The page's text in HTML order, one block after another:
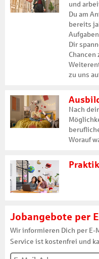
und
Du am
bereits
Dir
Chancen
zu uns
Nach
Worauf
Jobangebote per
Wir informieren Dich per E-
Service ist kostenfrei und